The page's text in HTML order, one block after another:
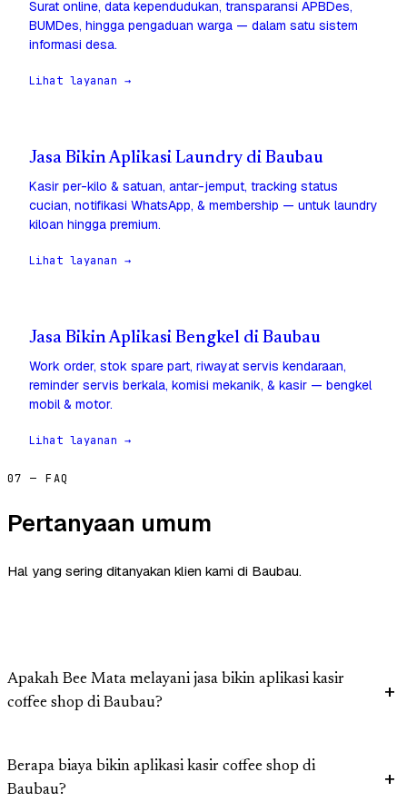
Surat online, data kependudukan, transparansi APBDes,
BUMDes, hingga pengaduan warga — dalam satu sistem
informasi desa.
Lihat layanan →
Jasa Bikin Aplikasi Laundry di Baubau
Kasir per-kilo & satuan, antar-jemput, tracking status
cucian, notifikasi WhatsApp, & membership — untuk laundry
kiloan hingga premium.
Lihat layanan →
Jasa Bikin Aplikasi Bengkel di Baubau
Work order, stok spare part, riwayat servis kendaraan,
reminder servis berkala, komisi mekanik, & kasir — bengkel
mobil & motor.
Lihat layanan →
07 — FAQ
Pertanyaan umum
Hal yang sering ditanyakan klien kami di Baubau.
Apakah Bee Mata melayani jasa bikin aplikasi kasir
coffee shop di Baubau?
Berapa biaya bikin aplikasi kasir coffee shop di
Baubau?